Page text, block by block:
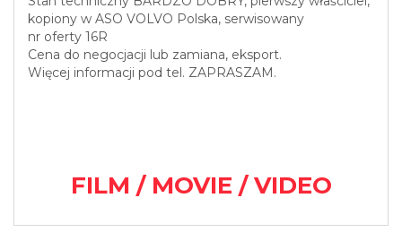
kopiony w ASO VOLVO Polska, serwisowany
nr oferty 16R
Cena do negocjacji lub zamiana, eksport.
Więcej informacji pod tel. ZAPRASZAM.
FILM / MOVIE / VIDEO